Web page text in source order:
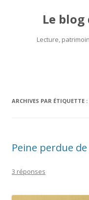
Le blog
Lecture,
ARCHIVES PAR ÉTIQUETTE :
Peine perdue
3 réponses